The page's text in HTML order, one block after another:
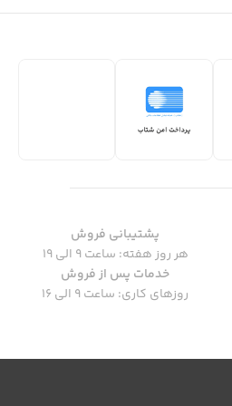
پشتیبانی فروش
هر روز هفته: ساعت 9 الی 19
خدمات پس از فروش
روزهای کاری: ساعت 9 الی 16